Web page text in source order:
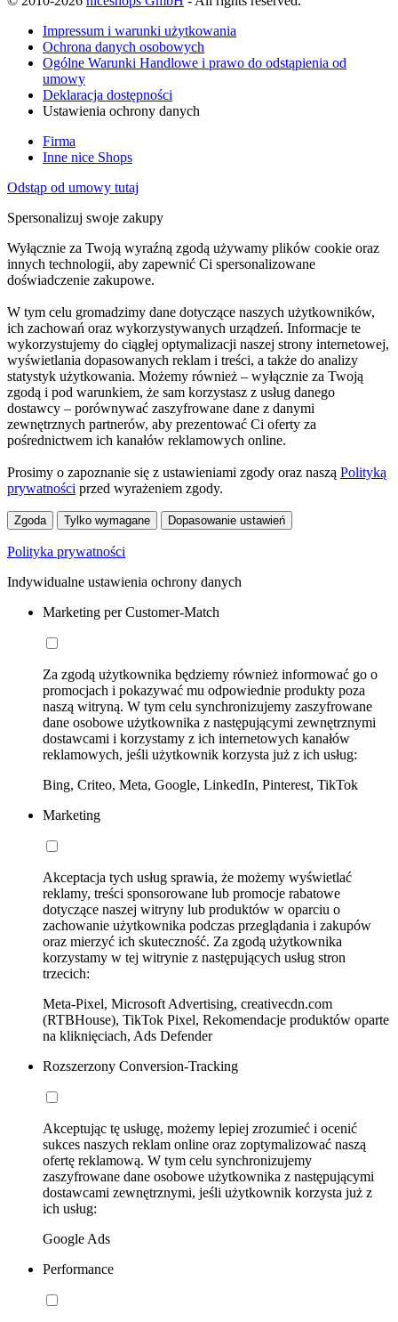
Impressum i warunki użytkowania
Ochrona danych osobowych
Ogólne Warunki Handlowe i prawo do odstąpienia od
umowy
Deklaracja dostępności
Ustawienia ochrony danych
Firma
Inne nice Shops
Odstąp od umowy tutaj
Spersonalizuj swoje zakupy
Wyłącznie za Twoją wyraźną zgodą używamy plików cookie oraz
innych technologii, aby zapewnić Ci spersonalizowane
doświadczenie zakupowe.
W tym celu gromadzimy dane dotyczące naszych użytkowników,
ich zachowań oraz wykorzystywanych urządzeń. Informacje te
wykorzystujemy do ciągłej optymalizacji naszej strony internetowej,
wyświetlania dopasowanych reklam i treści, a także do analizy
statystyk użytkowania. Możemy również – wyłącznie za Twoją
zgodą i pod warunkiem, że sam korzystasz z usług danego
dostawcy – porównywać zaszyfrowane dane z danymi
zewnętrznych partnerów, aby prezentować Ci oferty za
pośrednictwem ich kanałów reklamowych online.
Prosimy o zapoznanie się z ustawieniami zgody oraz naszą Polityką
prywatności przed wyrażeniem zgody.
Zgoda Tylko wymagane Dopasowanie ustawień
Polityka prywatności
Indywidualne ustawienia ochrony danych
Marketing per Customer-Match
Za zgodą użytkownika będziemy również informować go o
promocjach i pokazywać mu odpowiednie produkty poza
naszą witryną. W tym celu synchronizujemy zaszyfrowane
dane osobowe użytkownika z następującymi zewnętrznymi
dostawcami i korzystamy z ich internetowych kanałów
reklamowych, jeśli użytkownik korzysta już z ich usług:
Bing, Criteo, Meta, Google, LinkedIn, Pinterest, TikTok
Marketing
Akceptacja tych usług sprawia, że możemy wyświetlać
reklamy, treści sponsorowane lub promocje rabatowe
dotyczące naszej witryny lub produktów w oparciu o
zachowanie użytkownika podczas przeglądania i zakupów
oraz mierzyć ich skuteczność. Za zgodą użytkownika
korzystamy w tej witrynie z następujących usług stron
trzecich:
Meta-Pixel, Microsoft Advertising, creativecdn.com
(RTBHouse), TikTok Pixel, Rekomendacje produktów oparte
na kliknięciach, Ads Defender
Rozszerzony Conversion-Tracking
Akceptując tę usługę, możemy lepiej zrozumieć i ocenić
sukces naszych reklam online oraz zoptymalizować naszą
ofertę reklamową. W tym celu synchronizujemy
zaszyfrowane dane osobowe użytkownika z następującymi
dostawcami zewnętrznymi, jeśli użytkownik korzysta już z
ich usług:
Google Ads
Performance